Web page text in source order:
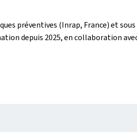
préventives (Inrap, France) et
depuis 2025, en collaboration